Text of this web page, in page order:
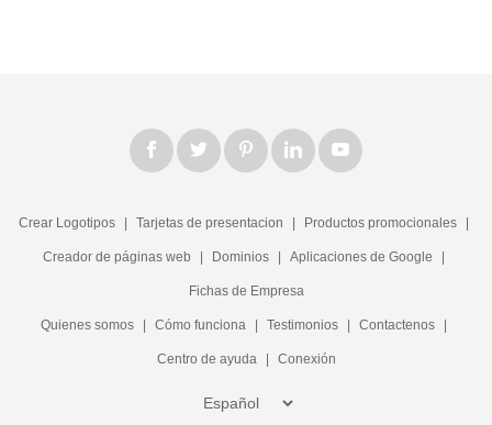
Crear Logotipos | Tarjetas de presentacion | Productos promocionales |
Creador de páginas web | Dominios | Aplicaciones de Google |
Fichas de Empresa
Quienes somos | Cómo funciona | Testimonios | Contactenos |
Centro de ayuda | Conexión